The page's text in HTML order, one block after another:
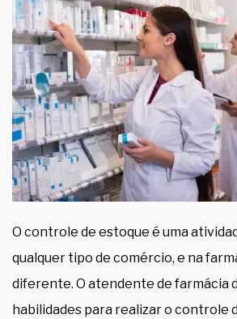
O controle de estoque é uma
qualquer tipo de comércio, e na
diferente. O atendente de farmácia
habilidades para realizar o controle